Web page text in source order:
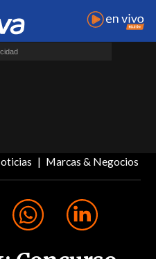
Marcas & Negocios